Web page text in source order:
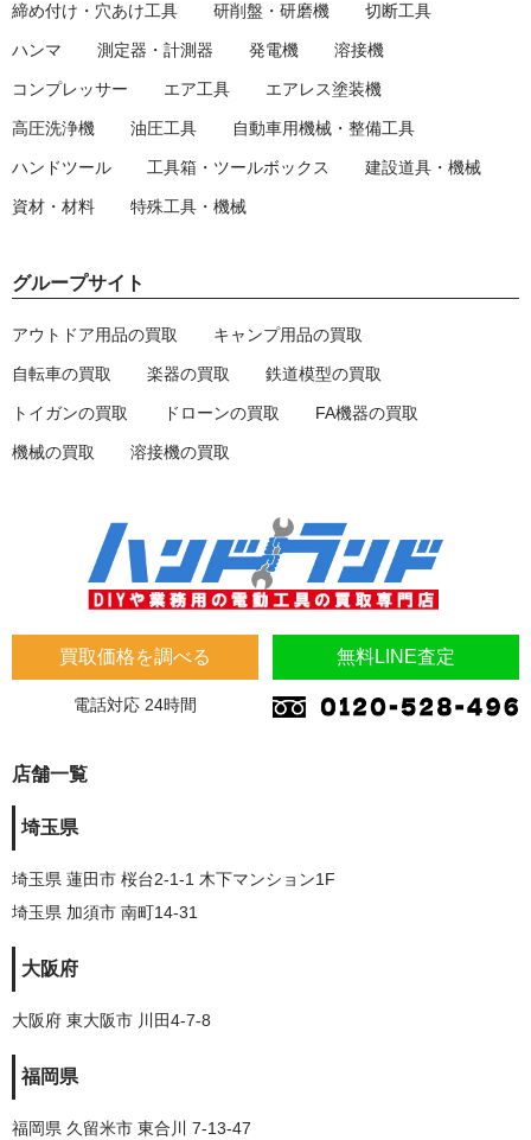
買取価格を調べる 無料LINE査定
電話対応 24時間
店舗一覧
埼玉県
埼玉県 蓮田市 桜台2-1-1 木下マンション1F
埼玉県 加須市 南町14-31
大阪府
大阪府 東大阪市 川田4-7-8
福岡県
福岡県 久留米市 東合川 7-13-47
締め付け・穴あけ工具 研削盤・研磨機 切断工具
ハンマ 測定器・計測器 発電機 溶接機
コンプレッサー エア工具 エアレス塗装機
高圧洗浄機 油圧工具 自動車用機械・整備工具
ハンドツール 工具箱・ツールボックス 建設道具・機械
資材・材料 特殊工具・機械
グループサイト
アウトドア用品の買取 キャンプ用品の買取
自転車の買取 楽器の買取 鉄道模型の買取
トイガンの買取 ドローンの買取 FA機器の買取
機械の買取 溶接機の買取